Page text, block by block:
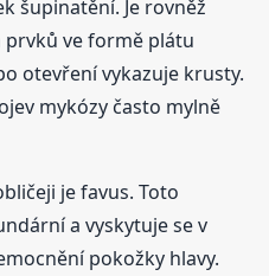
šupinatění. Je rovněž
ve formě plátu
otevření vykazuje krusty.
mykózy často mylně
je favus. Toto
a vyskytuje se v
pokožky hlavy.